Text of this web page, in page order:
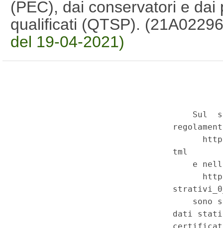
(PEC), dai conservatori e
qualificati (QTSP).
del 19-04-2021)